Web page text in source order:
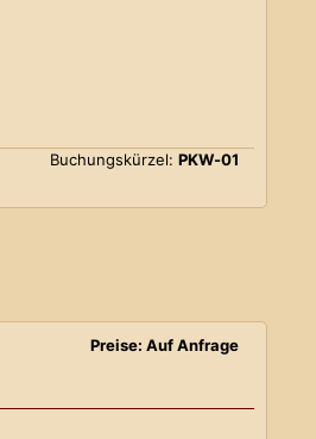
Buchungskürzel: PKW-01
Preise: Auf Anfrage